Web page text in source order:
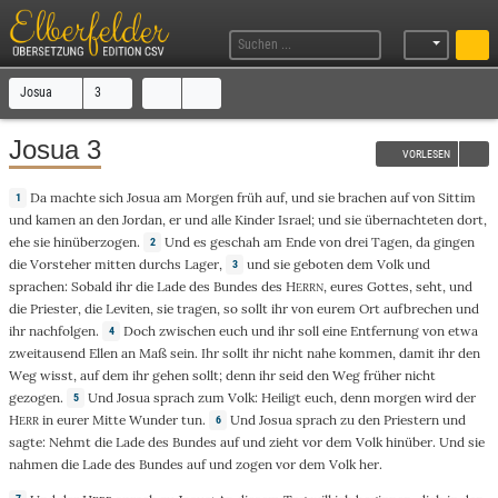
Josua 3
VORLESEN
Josua 3
1 Da machte sichJosua amMorgen früh auf, und siebrachen aufvonSittim
und kamenan den Jordan, erund alle Kinder Israel; und sie übernachteten dort,
ehesie hinüberzogen. 2 Und esgeschah amEnde vondrei Tagen, dagingen
die Vorsteher mittendurchs Lager, 3 und siegeboten demVolkund
sprachen: Sobald ihr die Ladedes Bundes des HERRN, eures Gottes, seht, und
die Priester, die Leviten, sie tragen, so sollt ihrvon eurem Ort aufbrechenund
ihr nachfolgen. 4 Doch zwischen euch und ihr soll eineEntfernung von etwa
zweitausend Ellenan Maß sein. Ihr sollt ihr nicht nahe kommen, damitihr den
Weg wisst, aufdemihr gehensollt; denn ihr seid den Weg früher nicht
gezogen. 5 Und Josua sprach zum Volk:Heiligt euch,denn morgen wird der
HERR ineurer Mitte Wunder tun. 6 Und Josua sprach zu denPriestern und
sagte: Nehmtdie Ladedes Bundes aufund zieht vordem Volk hinüber. Und sie
nahmendie Ladedes Bundes aufund zogen vordem Volk her.